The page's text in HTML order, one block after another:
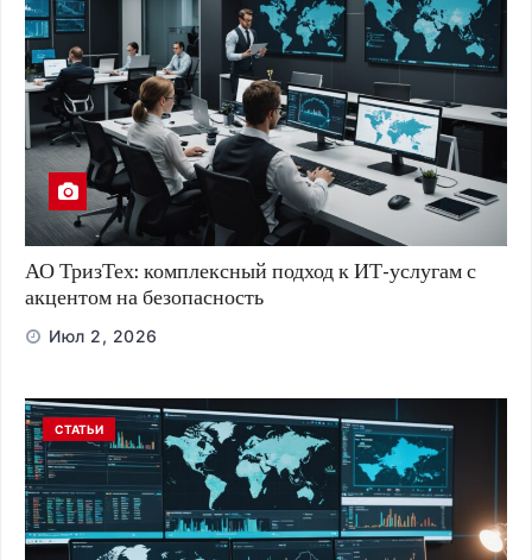
АО ТризТех: комплексный подход к ИТ-услугам с
акцентом на безопасность
Июл 2, 2026
СТАТЬИ